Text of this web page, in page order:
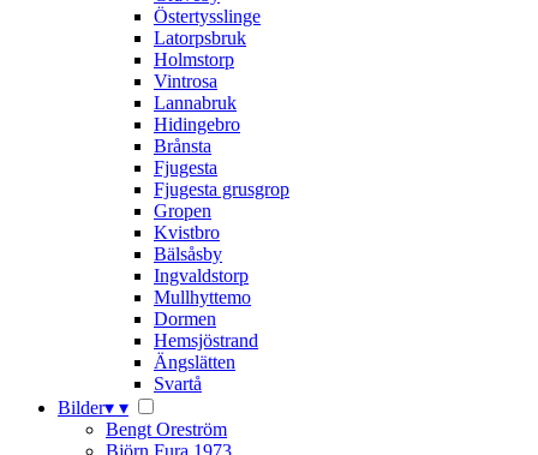
Östertysslinge
Latorpsbruk
Holmstorp
Vintrosa
Lannabruk
Hidingebro
Brånsta
Fjugesta
Fjugesta grusgrop
Gropen
Kvistbro
Bälsåsby
Ingvaldstorp
Mullhyttemo
Dormen
Hemsjöstrand
Ängslätten
Svartå
Bilder▾ ▾
Bengt Oreström
Björn Fura 1973